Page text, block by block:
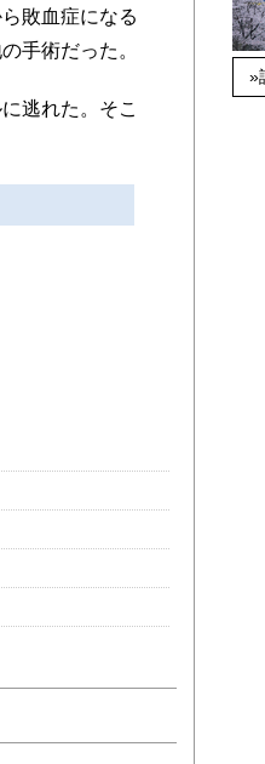
敗血症になる
手術だった。
逃れた。そこ
»